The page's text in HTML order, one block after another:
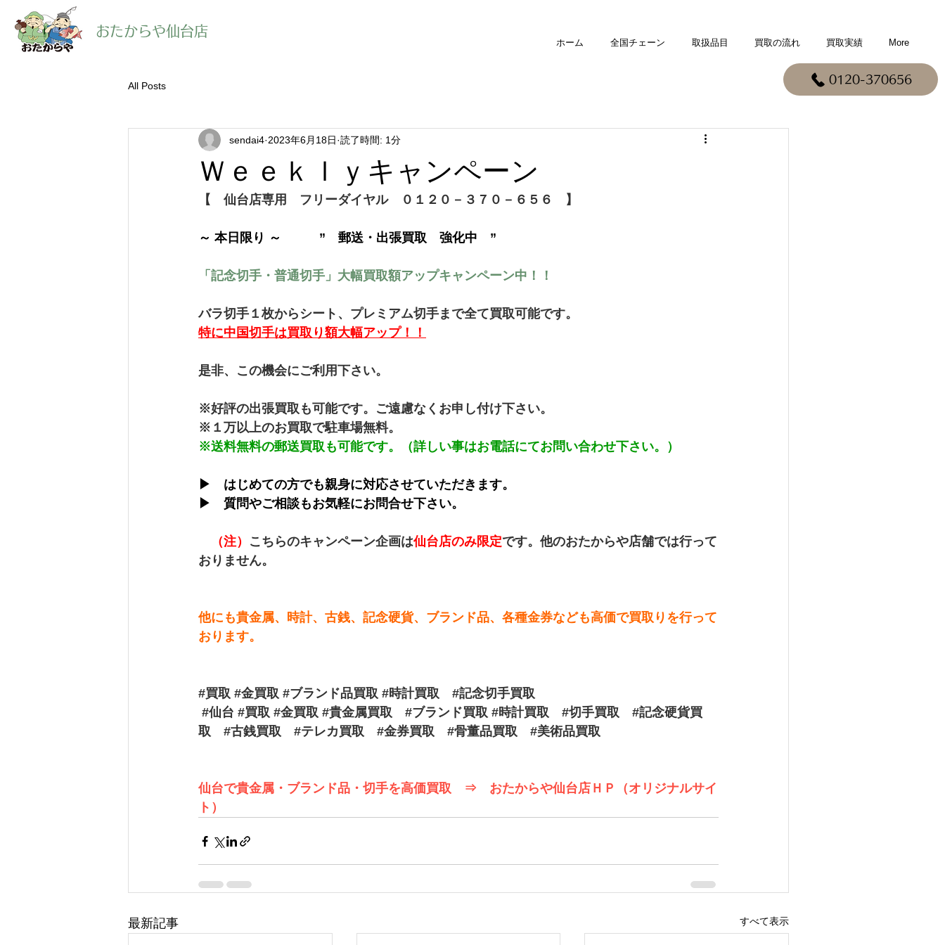
0120-370656
​おたからや仙台店
ホーム 全国チェーン 取扱品目 買取の流れ 買取実績 More
All Posts
Ｗｅｅｋｌｙキャンペーン
sendai4 2023年6月18日 読了時間: 1分
【　仙台店専用　フリーダイヤル　０１２０－３７０－６５６　】
～ 本日限り ～　　　”　郵送・出張買取　強化中　”
「記念切手・普通切手」大幅買取額アップキャンペーン中！！
バラ切手１枚からシート、プレミアム切手まで全て買取可能です。
特に中国切手は買取り額大幅アップ！！
是非、この機会にご利用下さい。
※好評の出張買取も可能です。ご遠慮なくお申し付け下さい。
※１万以上のお買取で駐車場無料。
※送料無料の郵送買取も可能です。（詳しい事はお電話にてお問い合わせ下さい。）
▶　はじめての方でも親身に対応させていただきます。
▶　質問やご相談もお気軽にお問合せ下さい。
（注） こちらのキャンペーン企画は仙台店のみ限定です。他のおたからや店舗では行って
おりません。
他にも貴金属、時計、古銭、記念硬貨、ブランド品、各種金券なども高価で買取りを行って
おります。
#買取 #金買取 #ブランド品買取 #時計買取
#記念切手買取
#仙台 #買取 #金買取 #貴金属買取 #ブランド買取 #時計買取 #切手買取
#記念硬貨買
取
#古銭買取 #テレカ買取 #金券買取 #骨董品買取 #美術品買取
仙台で貴金属・ブランド品・切手を高価買取　⇒　おたからや仙台店ＨＰ（オリジナルサイ
ト）
最新記事 すべて表示